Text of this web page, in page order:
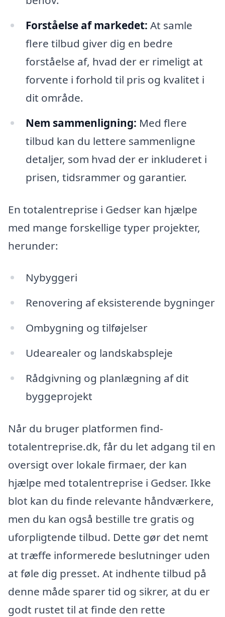
Forståelse af markedet: At samle
flere tilbud giver dig en bedre
forståelse af, hvad der er rimeligt at
forvente i forhold til pris og kvalitet i
dit område.
Nem sammenligning: Med flere
tilbud kan du lettere sammenligne
detaljer, som hvad der er inkluderet i
prisen, tidsrammer og garantier.
En totalentreprise i Gedser kan hjælpe
med mange forskellige typer projekter,
herunder:
Nybyggeri
Renovering af eksisterende bygninger
Ombygning og tilføjelser
Udearealer og landskabspleje
Rådgivning og planlægning af dit
byggeprojekt
Når du bruger platformen find-
totalentreprise.dk, får du let adgang til en
oversigt over lokale firmaer, der kan
hjælpe med totalentreprise i Gedser. Ikke
blot kan du finde relevante håndværkere,
men du kan også bestille tre gratis og
uforpligtende tilbud. Dette gør det nemt
at træffe informerede beslutninger uden
at føle dig presset. At indhente tilbud på
denne måde sparer tid og sikrer, at du er
godt rustet til at finde den rette